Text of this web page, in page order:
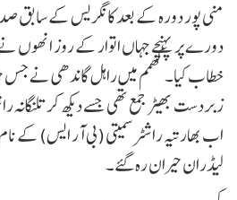
منی پور دورہ کے بعد کانگریس کے سابق
دورے پر پہنچے جہاں اتوار کے روز انھوں
خطاب کیا۔ کھمم میں راہل گاندھی نے
زبردست بھیڑ جمع تھی جسے دیکھ کر تلنگانہ
اب بھارتیہ راشٹر سمیتی (بی آر ایس) کے
لیڈران حیران رہ گئے۔